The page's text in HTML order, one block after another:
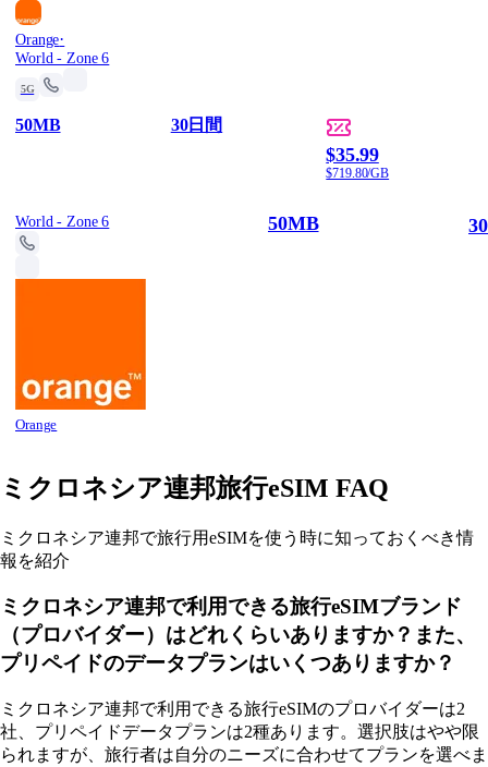
Orange·
World - Zone 6
5G
50MB 30日間
$35.99
$719.80/GB
World - Zone 6
Orange
50MB
ミクロネシア連邦旅行eSIM FAQ
ミクロネシア連邦で旅行用eSIMを使う時に知っておくべき情
報を紹介
ミクロネシア連邦で利用できる旅行eSIMブランド
（プロバイダー）はどれくらいありますか？また、
プリペイドのデータプランはいくつありますか？
ミクロネシア連邦で利用できる旅行eSIMのプロバイダーは2
社、プリペイドデータプランは2種あります。選択肢はやや限
られますが、旅行者は自分のニーズに合わせてプランを選べま